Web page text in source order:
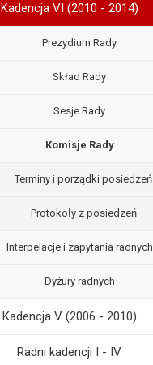
Kadencja VI (2010 - 2014)
Prezydium Rady
Skład Rady
Sesje Rady
Komisje Rady
Terminy i porządki posiedzeń
Protokoły z posiedzeń
Interpelacje i zapytania radnych
Dyżury radnych
Kadencja V (2006 - 2010)
Radni kadencji I - IV